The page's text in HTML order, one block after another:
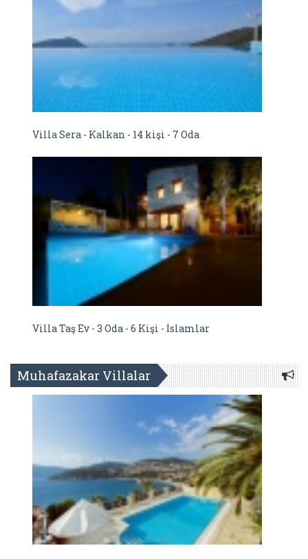
Villa Sera - Kalkan - 14 kişi - 7 Oda
Villa Taş Ev - 3 Oda - 6 Kişi - İslamlar
Muhafazakar Villalar